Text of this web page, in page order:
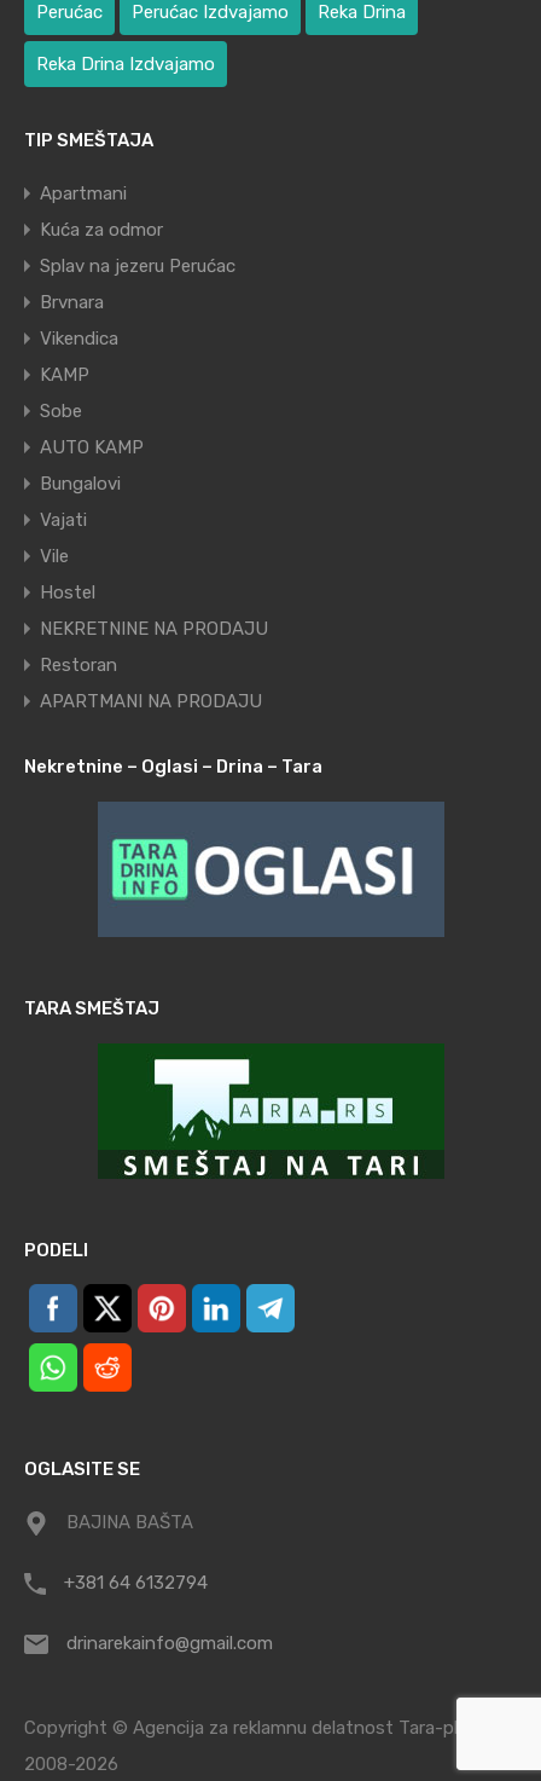
Perućac Perućac Izdvajamo Reka Drina
Reka Drina Izdvajamo
TIP SMEŠTAJA
Apartmani
Kuća za odmor
Splav na jezeru Perućac
Brvnara
Vikendica
KAMP
Sobe
AUTO KAMP
Bungalovi
Vajati
Vile
Hostel
NEKRETNINE NA PRODAJU
Restoran
APARTMANI NA PRODAJU
Nekretnine – Oglasi – Drina – Tara
TARA SMEŠTAJ
PODELI
OGLASITE SE
BAJINA BAŠTA
+381 64 6132794
drinarekainfo@gmail.com
Copyright © Agencija za reklamnu delatnost Tara-planina /
2008-2026